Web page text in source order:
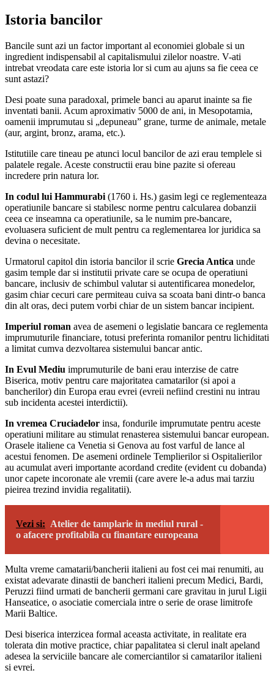
Istoria bancilor
Bancile sunt azi un factor important al economiei globale si un
ingredient indispensabil al capitalismului zilelor noastre. V-ati
intrebat vreodata care este istoria lor si cum au ajuns sa fie ceea ce
sunt astazi?
Desi poate suna paradoxal, primele banci au aparut inainte sa fie
inventati banii. Acum aproximativ 5000 de ani, in Mesopotamia,
oamenii imprumutau si „depuneau” grane, turme de animale, metale
(aur, argint, bronz, arama, etc.).
Istitutiile care tineau pe atunci locul bancilor de azi erau templele si
palatele regale. Aceste constructii erau bine pazite si ofereau
incredere prin natura lor.
In codul lui Hammurabi (1760 i. Hs.) gasim legi ce reglementeaza
operatiunile bancare si stabilesc norme pentru calcularea dobanzii
ceea ce inseamna ca operatiunile, sa le numim pre-bancare,
evoluasera suficient de mult pentru ca reglementarea lor juridica sa
devina o necesitate.
Urmatorul capitol din istoria bancilor il scrie Grecia Antica unde
gasim temple dar si institutii private care se ocupa de operatiuni
bancare, inclusiv de schimbul valutar si autentificarea monedelor,
gasim chiar cecuri care permiteau cuiva sa scoata bani dintr-o banca
din alt oras, deci putem vorbi chiar de un sistem bancar incipient.
Imperiul roman avea de asemeni o legislatie bancara ce reglementa
imprumuturile financiare, totusi preferinta romanilor pentru lichiditati
a limitat cumva dezvoltarea sistemului bancar antic.
In Evul Mediu imprumuturile de bani erau interzise de catre
Biserica, motiv pentru care majoritatea camatarilor (si apoi a
bancherilor) din Europa erau evrei (evreii nefiind crestini nu intrau
sub incidenta acestei interdictii).
In vremea Cruciadelor insa, fondurile imprumutate pentru aceste
operatiuni militare au stimulat renasterea sistemului bancar european.
Orasele italiene ca Venetia si Genova au fost varful de lance al
acestui fenomen. De asemeni ordinele Templierilor si Ospitalierilor
au acumulat averi importante acordand credite (evident cu dobanda)
unor capete incoronate ale vremii (care avere le-a adus mai tarziu
pieirea trezind invidia regalitatii).
Vezi si: Atelier de tamplarie in mediul rural -
o afacere profitabila cu finantare europeana
Multa vreme camatarii/bancherii italieni au fost cei mai renumiti, au
existat adevarate dinastii de bancheri italieni precum Medici, Bardi,
Peruzzi fiind urmati de bancherii germani care gravitau in jurul Ligii
Hanseatice, o asociatie comerciala intre o serie de orase limitrofe
Marii Baltice.
Desi biserica interzicea formal aceasta activitate, in realitate era
tolerata din motive practice, chiar papalitatea si clerul inalt apeland
adesea la serviciile bancare ale comerciantilor si camatarilor italieni
si evrei.